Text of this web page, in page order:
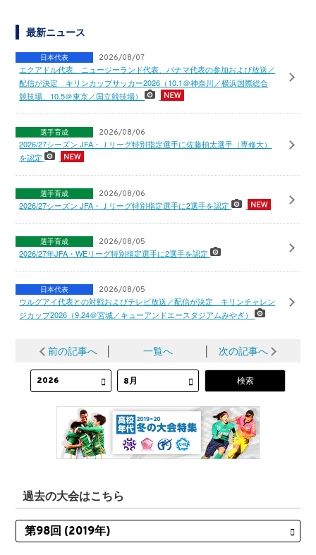
最新ニュース
日本代表 2026/08/07
エクアドル代表、ニュージーランド代表、パナマ代表の参加および放送／
配信が決定 キリンカップサッカー2026（10.1＠神奈川／横浜国際総合
競技場、10.5＠東京／国立競技場）
選手育成 2026/08/06
2026/27シーズン JFA・Ｊリーグ特別指定選手に佐藤柚太選手（専修大）
を認定
選手育成 2026/08/06
2026/27シーズン JFA・Ｊリーグ特別指定選手に2選手を認定
選手育成 2026/08/05
2026/27年JFA・WEリーグ特別指定選手に2選手を認定
日本代表 2026/08/05
ウルグアイ代表との対戦およびテレビ放送／配信が決定 キリンチャレン
ジカップ2026（9.24＠宮城／キューアンドエースタジアムみやぎ）
前の記事へ 一覧へ 次の記事へ
過去の大会はこちら